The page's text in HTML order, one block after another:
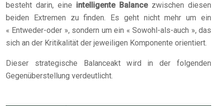
besteht darin, eine intelligente Balancezwischen diesen
beiden Extremen zu finden. Es geht nicht mehr um ein
« Entweder-oder », sondern um ein « Sowohl-als-auch », das
sich an der Kritikalität der jeweiligen Komponente orientiert.
Dieser strategische Balanceakt wird in der folgenden
Gegenüberstellung verdeutlicht.